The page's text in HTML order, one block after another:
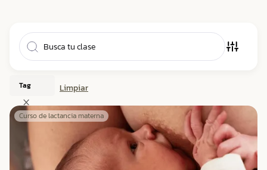
Tag Limpiar
Curso de lactancia materna